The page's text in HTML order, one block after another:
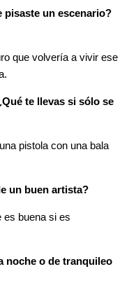
pisaste un escenario?
que volvería a vivir ese
te llevas si sólo se
pistola con una bala
un buen artista?
es buena si es
noche o de tranquileo